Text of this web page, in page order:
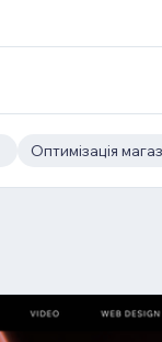
Оптимізація